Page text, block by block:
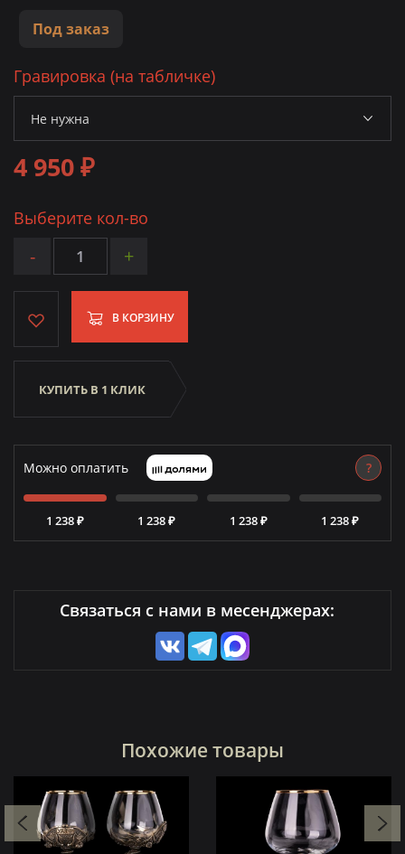
Под заказ
Гравировка (на табличке)
4 950 ₽
Выберите кол-во
- +
В КОРЗИНУ
КУПИТЬ В 1 КЛИК
Можно оплатить ?
1 238 ₽ 1 238 ₽ 1 238 ₽ 1 238 ₽
Связаться с нами в месенджерах:
Похожие товары